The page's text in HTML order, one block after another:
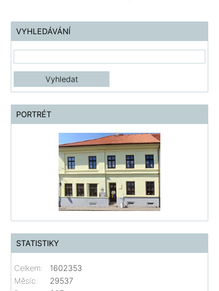
VYHLEDÁVÁNÍ
PORTRÉT
STATISTIKY
Celkem:
1602353
Měsíc:
29537